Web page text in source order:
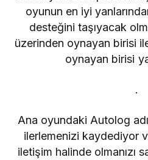
oyunun en iyi
desteğini taşıyacak
üzerinden oynayan birisi
oynayan birisi
.
Ana oyundaki Autolog
ilerlemenizi kaydediyor
iletişim halinde olmanızı